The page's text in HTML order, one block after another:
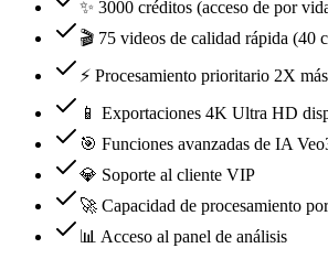
✨ 3000 créditos (acceso de por
🎬 75 videos de calidad rápida (40
⚡ Procesamiento prioritario 2X
📱 Exportaciones 4K Ultra HD
🎯 Funciones avanzadas de IA
💎 Soporte al cliente VIP
🚀 Capacidad de procesamiento
📊 Acceso al panel de análisis